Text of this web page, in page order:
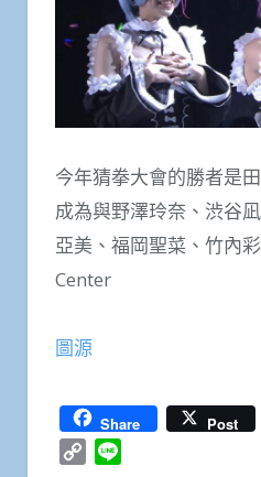
今年猜拳大會的勝者是
成為與野澤玲奈、渋谷
亞美、福岡聖菜、竹內
Center
圖源
Share Post
Copy